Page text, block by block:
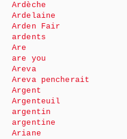
Ardèche
Ardelaine
Arden Fair
ardents
Are
are you
Areva
Areva pencherait
Argent
Argenteuil
argentin
argentine
Ariane